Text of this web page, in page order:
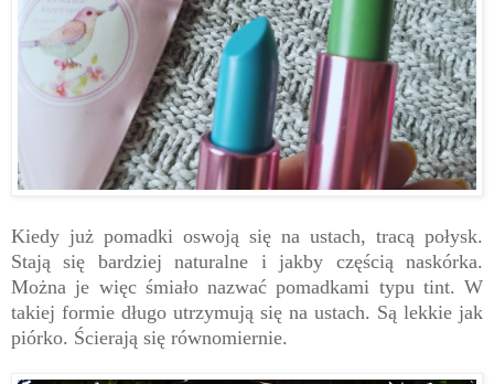
Kiedy już pomadki oswoją się na ustach, tracą połysk.
Stają się bardziej naturalne i jakby częścią naskórka.
Można je więc śmiało nazwać pomadkami typu tint. W
takiej formie długo utrzymują się na ustach. Są lekkie jak
piórko. Ścierają się równomiernie.